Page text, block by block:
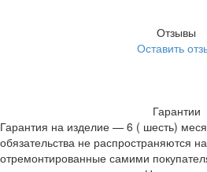
Отзывы
Оставить
Гарантии
Гарантия на изделие — 6 ( шесть)
обязательства не распространяются
отремонтированные самими